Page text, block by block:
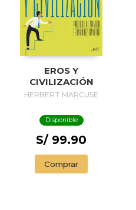
EROS Y
CIVILIZACIÓN
HERBERT MARCUSE
Disponible
S/ 99.90
Comprar